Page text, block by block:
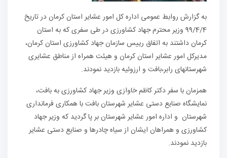
به گزارش روابط عمومی اداره کل امور عشایر استان کرمان در تاریخ
99/4/4 وزیر محترم جهاد کشاورزی در طی سفری که به استان
کرمان داشتند به اتفاق رییس سازمان جهاد کشاورزی استان کرمان،
مدیرکل امور عشایر استان کرمان و هیئت همراه از مناطق عشایری
شهرستانهای رابر،بافت و ارزوئیه بازدید نمودند.
همزمان با سفر دکتر کاظم خاوازی وزیر جهاد کشاورزی به بافت،
نمایشگاه صنایع دستی عشایر شهرستان بافت با همکاری فرمانداری
شهرستان و اداره امور عشایر شهرستان بر پا گردید که وزیر جهاد
کشاورزی و همراهان ایشان از سیاه چادرها و صنایع دستی عشایر
بازدید نمودند.